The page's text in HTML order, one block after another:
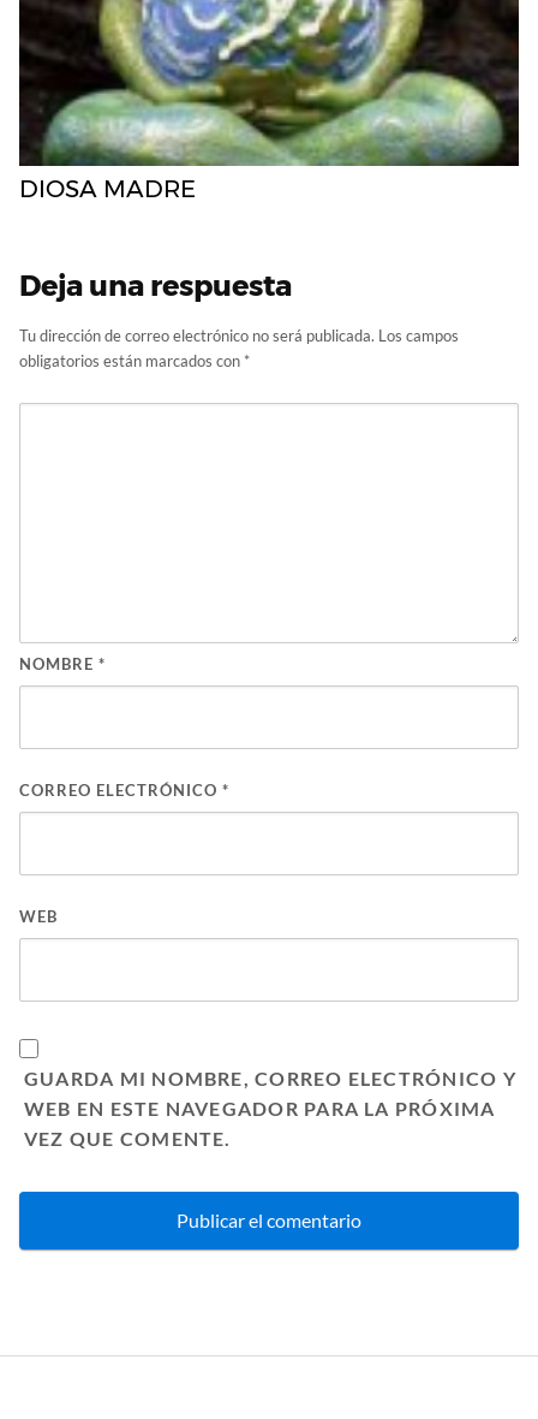
DIOSA MADRE
Deja una respuesta
Tu dirección de correo electrónico no será publicada. Los campos
obligatorios están marcados con *
NOMBRE *
CORREO ELECTRÓNICO *
WEB
GUARDA MI NOMBRE, CORREO ELECTRÓNICO Y
WEB EN ESTE NAVEGADOR PARA LA PRÓXIMA
VEZ QUE COMENTE.